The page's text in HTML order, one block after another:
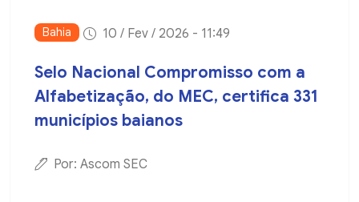
Bahia 10 / Fev / 2026 - 11:49
Selo Nacional Compromisso com a
Alfabetização, do MEC, certifica 331
municípios baianos
Por: Ascom SEC